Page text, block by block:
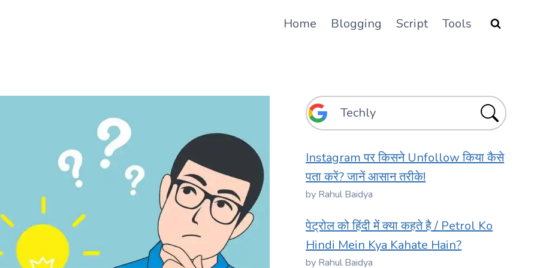
Home Blogging Script Tools
Instagram पर किसने Unfollow किया कैसे
पता करें? जानें आसान तरीके!
by Rahul Baidya
पेट्रोल को हिंदी में क्या कहते है / Petrol Ko
Hindi Mein Kya Kahate Hain?
by Rahul Baidya